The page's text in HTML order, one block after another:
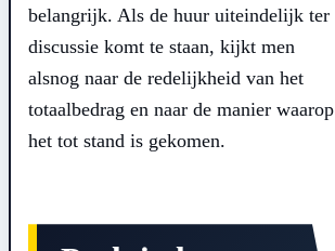
belangrijk. Als de huur uiteindelijk ter
discussie komt te staan, kijkt men
alsnog naar de redelijkheid van het
totaalbedrag en naar de manier waarop
het tot stand is gekomen.